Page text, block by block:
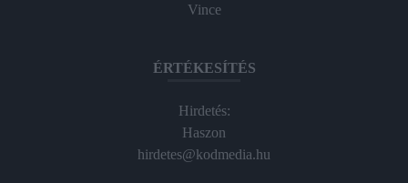
Vince
ÉRTÉKESÍTÉS
Hirdetés:
Haszon
hirdetes@kodmedia.hu